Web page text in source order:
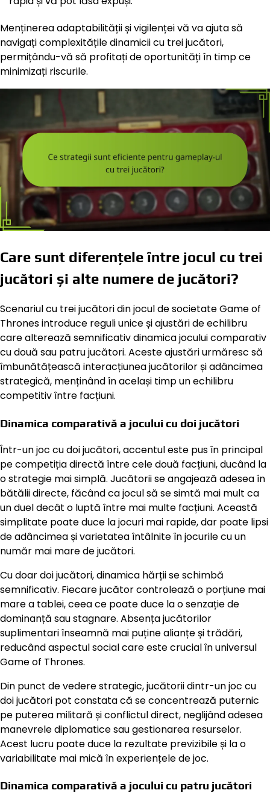
Menținerea adaptabilității și vigilenței vă va ajuta să
navigați complexitățile dinamicii cu trei jucători,
permițându-vă să profitați de oportunități în timp ce
minimizați riscurile.
Care sunt diferențele între jocul cu trei
jucători și alte numere de jucători?
Scenariul cu trei jucători din jocul de societate Game of
Thrones introduce reguli unice și ajustări de echilibru
care alterează semnificativ dinamica jocului comparativ
cu două sau patru jucători. Aceste ajustări urmăresc să
îmbunătățească interacțiunea jucătorilor și adâncimea
strategică, menținând în același timp un echilibru
competitiv între facțiuni.
Dinamica comparativă a jocului cu doi jucători
Într-un joc cu doi jucători, accentul este pus în principal
pe competiția directă între cele două facțiuni, ducând la
o strategie mai simplă. Jucătorii se angajează adesea în
bătălii directe, făcând ca jocul să se simtă mai mult ca
un duel decât o luptă între mai multe facțiuni. Această
simplitate poate duce la jocuri mai rapide, dar poate lipsi
de adâncimea și varietatea întâlnite în jocurile cu un
număr mai mare de jucători.
Cu doar doi jucători, dinamica hărții se schimbă
semnificativ. Fiecare jucător controlează o porțiune mai
mare a tablei, ceea ce poate duce la o senzație de
dominanță sau stagnare. Absența jucătorilor
suplimentari înseamnă mai puține alianțe și trădări,
reducând aspectul social care este crucial în universul
Game of Thrones.
Din punct de vedere strategic, jucătorii dintr-un joc cu
doi jucători pot constata că se concentrează puternic
pe puterea militară și conflictul direct, neglijând adesea
manevrele diplomatice sau gestionarea resurselor.
Acest lucru poate duce la rezultate previzibile și la o
variabilitate mai mică în experiențele de joc.
Dinamica comparativă a jocului cu patru jucători